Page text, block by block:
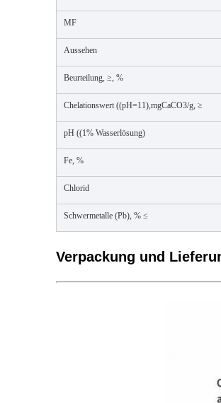
MF
Aussehen
Beurteilung, ≥, %
Chelationswert ((pH=11),mgCaCO3/g, ≥
pH ((1% Wasserlösung)
Fe, %
Chlorid
Schwermetalle (Pb), % ≤
Verpackung und